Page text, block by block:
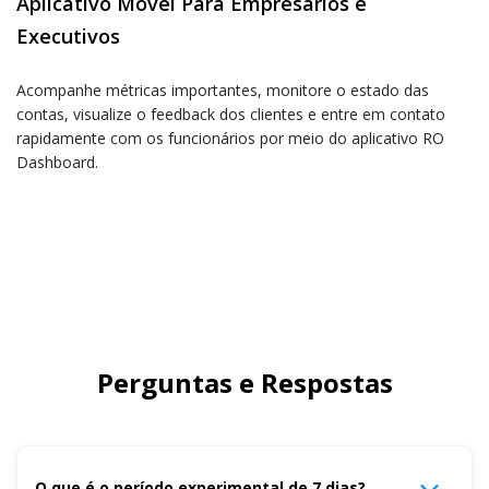
Executivos
Acompanhe métricas importantes, monitore o estado das
contas, visualize o feedback dos clientes e entre em contato
rapidamente com os funcionários por meio do aplicativo RO
Dashboard.
Perguntas e Respostas